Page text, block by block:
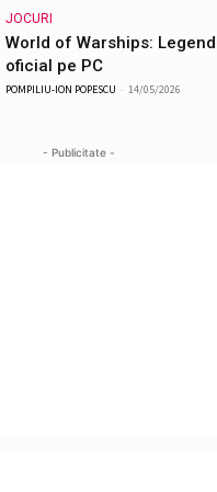
JOCURI
World of Warships:
oficial pe PC
POMPILIU-ION POPESCU - 14/05/2026
- Publicitate -